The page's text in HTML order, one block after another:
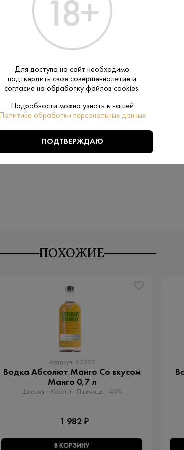
Прошянский
Крепость: 40%
Температура
подачи:
6-9
Тип: Фруктовая
ПОХОЖИЕ
Артикул: 60398
Водка Абсолют Манго Со вкусом
Манго 0,7 л
Швеция - Absolut - Пшеница - 40%
1 982 ₽
В КОРЗИНУ
Для доступа на сайт необходимо
подтвердить свое совершеннолетие и
согласие на обработку файлов cookies.
Подробности можно узнать в нашей
Политике обработки персональных данных
ПОДТВЕРЖДАЮ